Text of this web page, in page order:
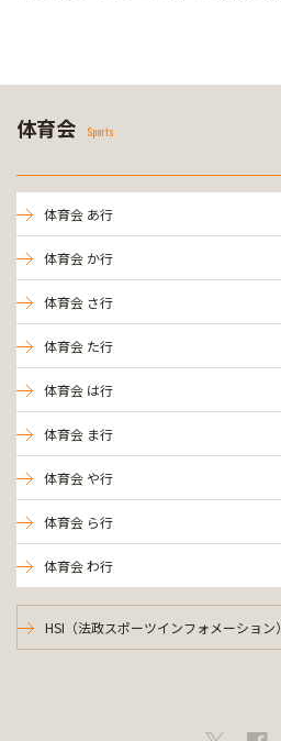
体育会 Sports
体育会 あ行
体育会 か行
体育会 さ行
体育会 た行
体育会 は行
体育会 ま行
体育会 や行
体育会 ら行
体育会 わ行
HSI（法政スポーツインフォメーション）